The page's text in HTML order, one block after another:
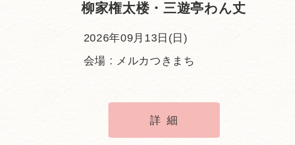
柳家権太楼・三遊亭わん丈
2026年09月13日(日)
会場 : メルカつきまち
詳細